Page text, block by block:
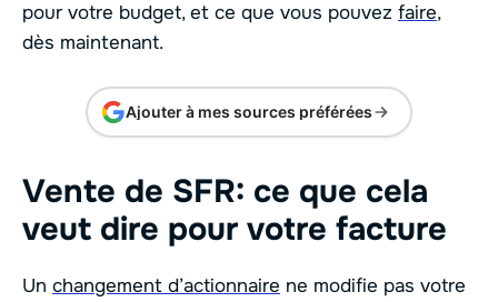
pour votre budget, et ce que vous pouvez faire,
dès maintenant.
Ajouter à mes sources préférées
Vente de SFR: ce que cela
veut dire pour votre facture
Un changement d’actionnaire ne modifie pas votre